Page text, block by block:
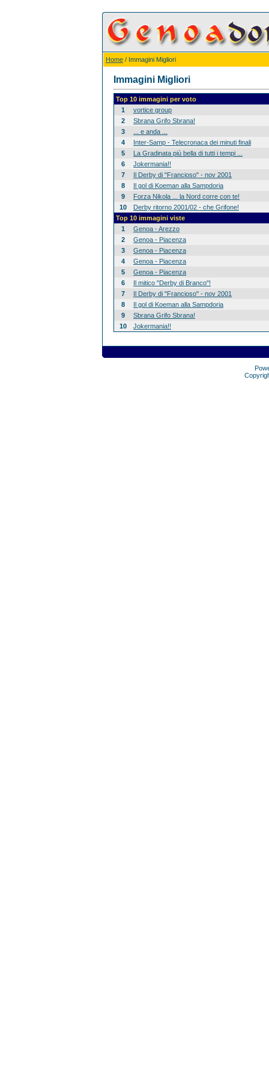
Home / Immagini Migliori
Immagini Migliori
Top 10 immagini per voto
1
vortice group
2
Sbrana Grifo Sbrana!
3
... e anda ...
4
Inter-Samp - Telecronaca dei minuti finali
5
La Gradinata più bella di tutti i tempi ...
6
Jokermania!!
7
Il Derby di "Francioso" - nov 2001
8
Il gol di Koeman alla Sampdoria
9
Forza Nikola ... la Nord corre con te!
10
Derby ritorno 2001/02 - che Grifone!
Top 10 immagini viste
1
Genoa - Arezzo
2
Genoa - Piacenza
3
Genoa - Piacenza
4
Genoa - Piacenza
5
Genoa - Piacenza
6
Il mitico "Derby di Branco"!
7
Il Derby di "Francioso" - nov 2001
8
Il gol di Koeman alla Sampdoria
9
Sbrana Grifo Sbrana!
10
Jokermania!!